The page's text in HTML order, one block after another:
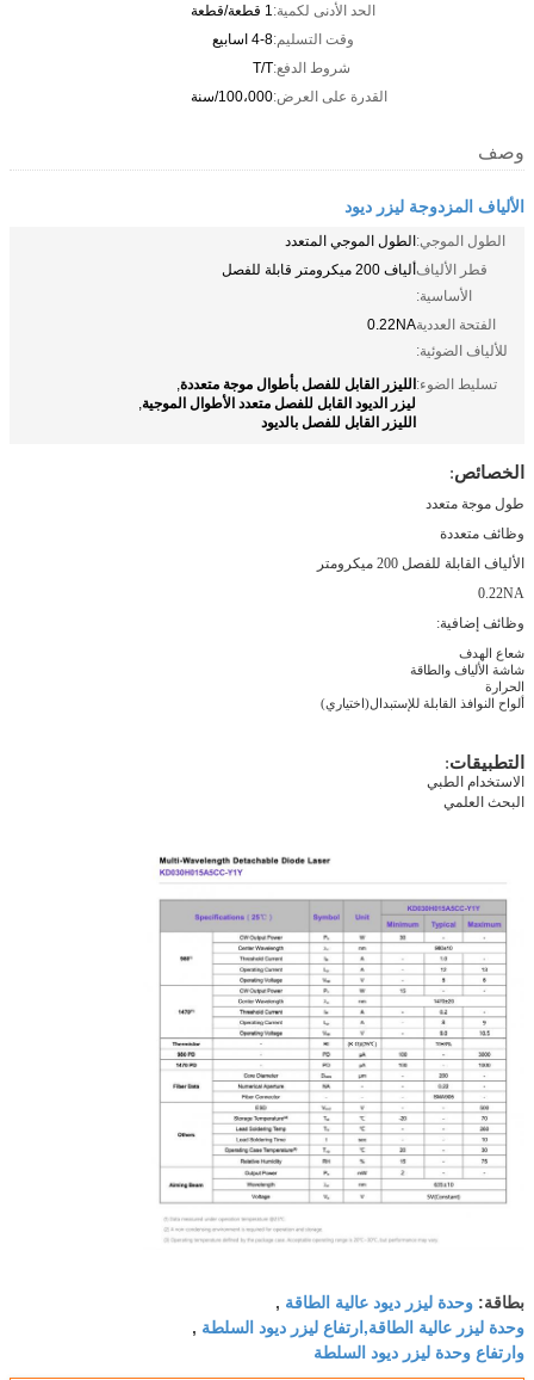
الحد الأدنى لكمية:1 قطعة/قطعة
وقت التسليم:4-8 اسابيع
شروط الدفع:T/T
القدرة على العرض:100،000/سنة
وصف
الألياف المزدوجة ليزر ديود
الطول الموجي:الطول الموجي المتعدد
قطر الألياف
الأساسية:
ألياف 200 ميكرومتر قابلة للفصل
الفتحة العددية
للألياف الضوئية:
0.22NA
تسليط الضوء:الليزر القابل للفصل بأطوال موجة متعددة,
ليزر الديود القابل للفصل متعدد الأطوال الموجية,
الليزر القابل للفصل بالديود
الخصائص:
طول موجة متعدد
وظائف متعددة
الألياف القابلة للفصل 200 ميكرومتر
0.22NA
وظائف إضافية:
شعاع الهدف
شاشة الألياف والطاقة
الحرارة
ألواح النوافذ القابلة للإستبدال( اختياري)
التطبيقات:
الاستخدام الطبي
البحث العلمي
بطاقة: وحدة ليزر ديود عالية الطاقة ,
وحدة ليزر عالية الطاقة,ارتفاع ليزر ديود السلطة ,
وارتفاع وحدة ليزر ديود السلطة